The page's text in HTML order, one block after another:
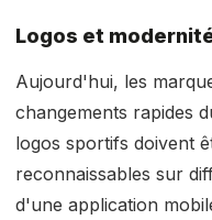
Logos et
Aujourd'hui, les
changements rapides
logos sportifs doivent
reconnaissables sur
d'une application